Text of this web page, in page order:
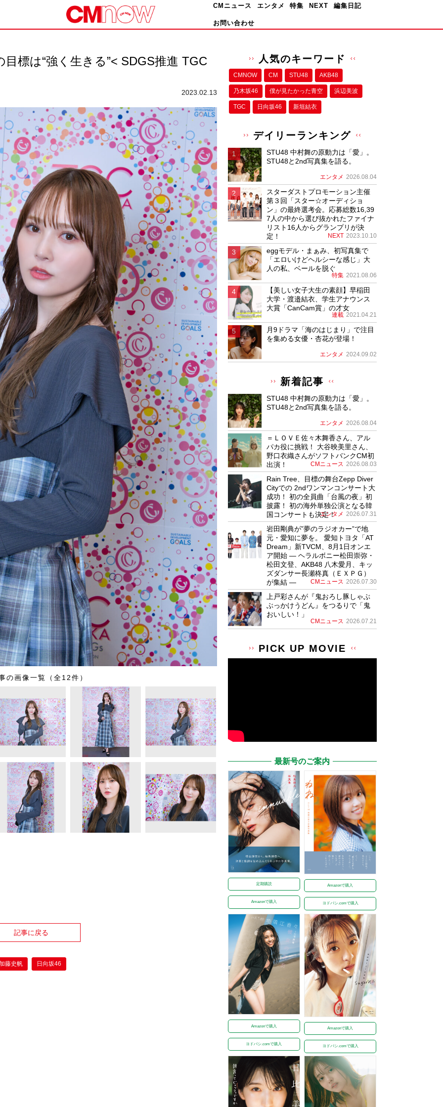
CMニュース エンタメ 特集 NEXT 編集日記
お問い合わせ
標は“強く生きる”< SDGS推進 TGC
2023.02.13
の画像一覧（全12件）
記事に戻る
藤史帆 日向坂46
人気のキーワード
CMNOW CM STU48 AKB48
乃木坂46 僕が⾒たかった⻘空 浜辺美波
TGC 日向坂46 新垣結衣
デイリーランキング
STU48 中村舞の原動力は「愛」。
STU48と2nd写真集を語る。
エンタメ 2026.08.04
スターダストプロモーション主催
第３回「スター☆オーディショ
ン」の最終選考会。応募総数16,39
7人の中から選び抜かれたファイナ
リスト16人からグランプリが決
定！
NEXT 2023.10.10
eggモデル・まぁみ、初写真集で
「エロいけどヘルシーな感じ」大
人の私、ベールを脱ぐ
特集 2021.08.06
【美しい女子大生の素顔】早稲田
大学・渡邉結衣、学生アナウンス
大賞「CanCam賞」の才女
連載 2021.04.21
月9ドラマ「海のはじまり」で注目
を集める女優・杏花が登場！
エンタメ 2024.09.02
新着記事
STU48 中村舞の原動力は「愛」。
STU48と2nd写真集を語る。
エンタメ 2026.08.04
＝ＬＯＶＥ佐々木舞香さん、アル
パカ役に挑戦！ 大谷映美里さん、
野口衣織さんがソフトバンクCM初
出演！
CMニュース 2026.08.03
Rain Tree、目標の舞台Zepp Diver
Cityでの 2ndワンマンコンサート大
成功！ 初の全員曲「台風の夜」初
披露！ 初の海外単独公演となる韓
国コンサートも決定！
エンタメ 2026.07.31
岩田剛典が”夢のラジオカー”で地
元・愛知に夢を。 愛知トヨタ「AT
Dream」新TVCM、8月1日オンエ
ア開始 ― ヘラルボニー松田崇弥・
松田文登、AKB48 八木愛月、キッ
ズダンサー長瀬柊真（ＥＸＰＧ）
が集結 ―
CMニュース 2026.07.30
上戸彩さんが『鬼おろし豚しゃぶ
ぶっかけうどん』をつるりで「鬼
おいしい！」
CMニュース 2026.07.21
PICK UP MOVIE
最新号のご案内
定期購読
Amazonで購入
Amazonで購入
ヨドバシ.comで購入
Amazonで購入
ヨドバシ.comで購入
Amazonで購入
ヨドバシ.comで購入